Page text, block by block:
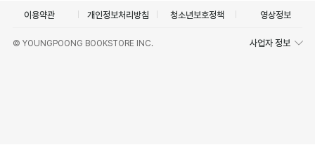
이용약관 개인정보처리방침 청소년보호정책 영상정보
© YOUNGPOONG BOOKSTORE INC. 사업자 정보